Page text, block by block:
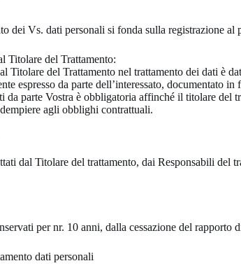
dei Vs. dati personali si fonda sulla registrazione al
Titolare del Trattamento:
Titolare del Trattamento nel trattamento dei dati è
espresso da parte dell’interessato,
da parte Vostra è obbligatoria affinché il titolare
agli obblighi contrattuali.
dal Titolare del trattamento, dai Responsabili
per nr. 10 anni, dalla cessazione del
dati personali